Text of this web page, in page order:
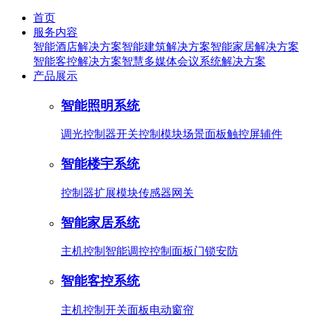
首页
服务内容
智能酒店解决方案智能建筑解决方案智能家居解决方案
智能客控解决方案智慧多媒体会议系统解决方案
产品展示
智能照明系统
调光控制器开关控制模块场景面板触控屏辅件
智能楼宇系统
控制器扩展模块传感器网关
智能家居系统
主机控制 智能调控控制面板门锁安防
智能客控系统
主机控制 开关面板电动窗帘